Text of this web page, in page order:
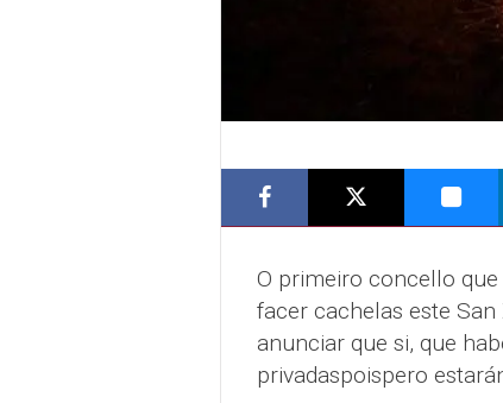
O primeiro concello
facer cachelas este
anunciar que si, que
privadaspoispero